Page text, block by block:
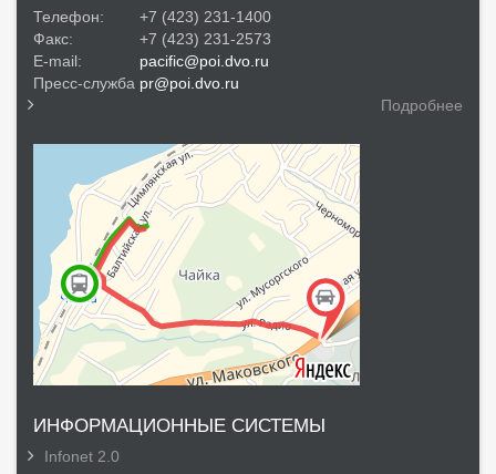
Телефон:
+7 (423) 231-1400
Факс:
+7 (423) 231-2573
E-mail:
pacific@poi.dvo.ru
Пресс-служба pr@poi.dvo.ru
Подробнее
ИНФОРМАЦИОННЫЕ СИСТЕМЫ
Infonet 2.0